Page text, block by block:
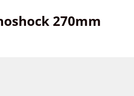
270mm